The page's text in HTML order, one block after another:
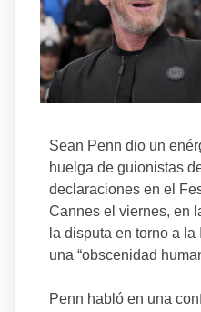
Sean Penn dio un
huelga de guionistas
declaraciones en el
Cannes el viernes, en
la disputa en torno a
una “obscenidad
Penn habló en una